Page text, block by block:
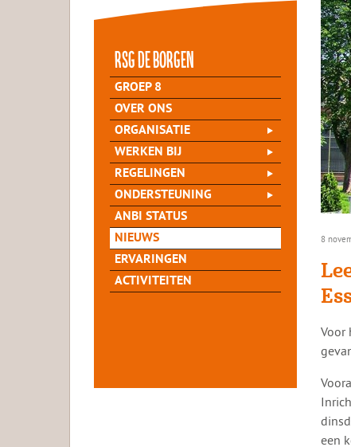
rsg de Borgen
GROEP 8
OVER ONS
ORGANISATIE
WERKEN BIJ
REGELINGEN
ONDERSTEUNING
ANBI STATUS
NIEUWS
ERVARINGEN
ACTIVITEITEN
8
​​Voor
een